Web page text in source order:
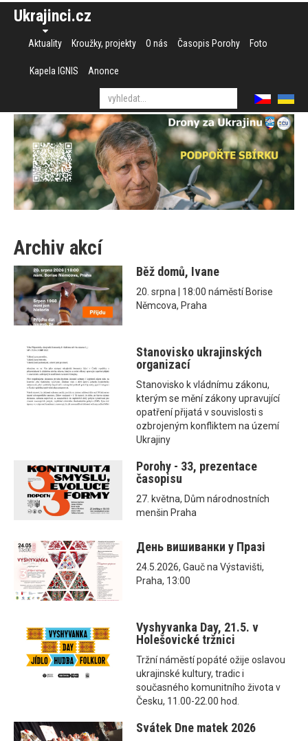
Ukrajinci.cz
Aktuality Kroužky, projekty O nás Časopis Porohy Foto
Kapela IGNIS Anonce
Archiv akcí
Běž domů, Ivane
20. srpna | 18:00 náměstí Borise
Němcova, Praha
Stanovisko ukrajinských
organizací
Stanovisko k vládnímu zákonu,
kterým se mění zákony upravující
opatření přijatá v souvislosti s
ozbrojeným konfliktem na území
Ukrajiny
Porohy - 33, prezentace
časopisu
27. května, Dům národnostních
menšin Praha
День вишиванки у Празі
24.5.2026, Gauč na Výstavišti,
Praha, 13:00
Vyshyvanka Day, 21.5. v
Holešovické tržnici
Tržní náměstí popáté ožije oslavou
ukrajinské kultury, tradic i
současného komunitního života v
Česku, 11.00-22.00 hod.
Svátek Dne matek 2026